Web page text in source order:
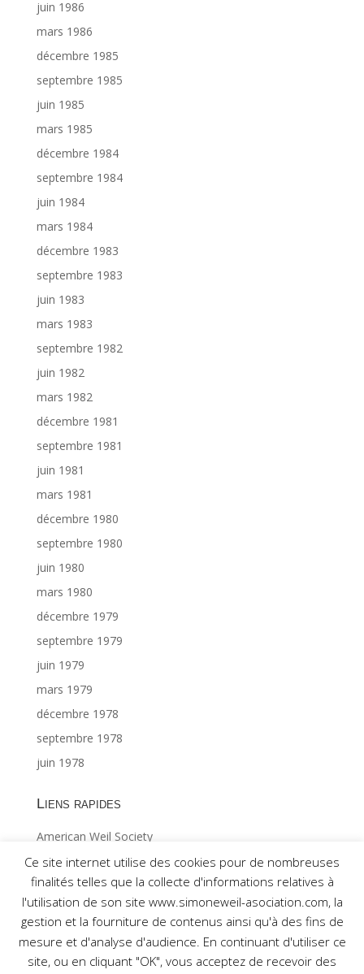
juin 1986
mars 1986
décembre 1985
septembre 1985
juin 1985
mars 1985
décembre 1984
septembre 1984
juin 1984
mars 1984
décembre 1983
septembre 1983
juin 1983
mars 1983
septembre 1982
juin 1982
mars 1982
décembre 1981
septembre 1981
juin 1981
mars 1981
décembre 1980
septembre 1980
juin 1980
mars 1980
décembre 1979
septembre 1979
juin 1979
mars 1979
décembre 1978
septembre 1978
juin 1978
Liens rapides
American Weil Society
Index général ©Gabriël MAES 1/2
Index général ©Gabriël MAES 2/2
Ce site internet utilise des cookies pour de nombreuses
finalités telles que la collecte d'informations relatives à
l'utilisation de son site www.simoneweil-asociation.com, la
gestion et la fourniture de contenus ainsi qu'à des fins de
mesure et d'analyse d'audience. En continuant d'utiliser ce
site, ou en cliquant "OK", vous acceptez de recevoir des